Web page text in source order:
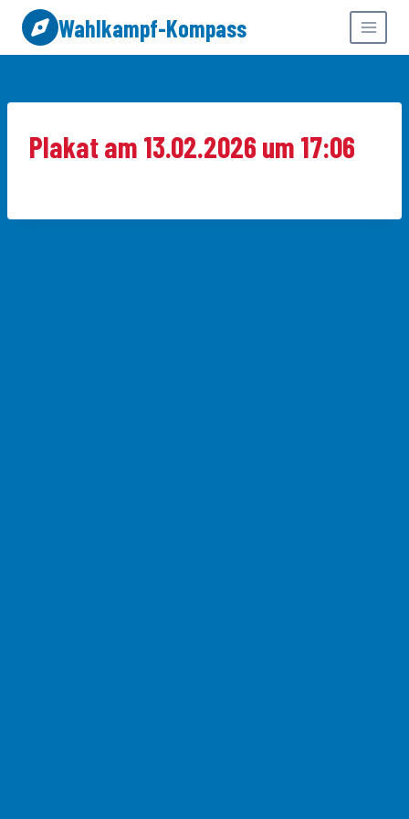
Zum
Inhalt
springen
Wahlkampf-Kompass
Plakat am 13.02.2026 um 17:06